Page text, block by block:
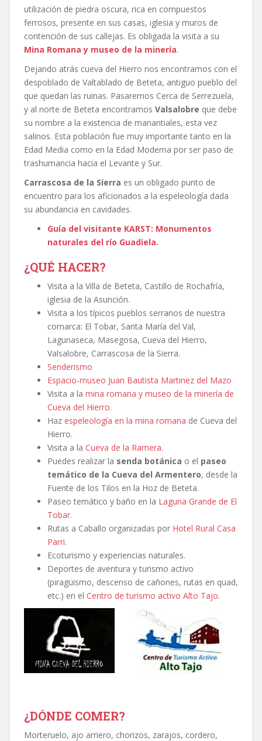
utilización de piedra oscura, rica en compuestos
ferrosos, presente en sus casas, iglesia y muros de
contención de sus callejas. Es obligada la visita a su
Mina Romana y museo de la minería.
Dejando atrás cueva del Hierro nos encontramos con el
despoblado de Valtablado de Beteta, antiguo pueblo del
que quedan las ruinas. Pasaremos Cerca de Serrezuela,
y al norte de Beteta encontramos Valsalobre que debe
su nombre a la existencia de manantiales, esta vez
salinos. Esta población fue muy importante tanto en la
Edad Media como en la Edad Moderna por ser paso de
trashumancia hacia el Levante y Sur.
Carrascosa de la Sierra es un obligado punto de
encuentro para los aficionados a la espeleología dada
su abundancia en cavidades.
Guía del visitante KARST: Monumentos
naturales del río Guadiela.
¿QUÉ HACER?
Visita a la Villa de Beteta, Castillo de Rochafría,
iglesia de la Asunción.
Visita a los típicos pueblos serranos de nuestra
comarca: El Tobar, Santa María del Val,
Lagunaseca, Masegosa, Cueva del Hierro,
Valsalobre, Carrascosa de la Sierra.
Senderismo
Espacio-museo Juan Bautista Martinez del Mazo
Visita a la mina romana y museo de la minería de
Cueva del Hierro.
Haz espeleología en la mina romana de Cueva del
Hierro.
Visita a la Cueva de la Ramera.
Puedes realizar la senda botánica o el paseo
temático de la Cueva del Armentero, desde la
Fuente de los Tilos en la Hoz de Beteta.
Paseo temático y baño en la Laguna Grande de El
Tobar.
Rutas a Caballo organizadas por Hotel Rural Casa
Parri.
Ecoturismo y experiencias naturales.
Deportes de aventura y turismo activo
(piragüismo, descenso de cañones, rutas en quad,
etc.) en el Centro de turismo activo Alto Tajo.
¿DÓNDE COMER?
Morteruelo, ajo arriero, chorizos, zarajos, cordero,